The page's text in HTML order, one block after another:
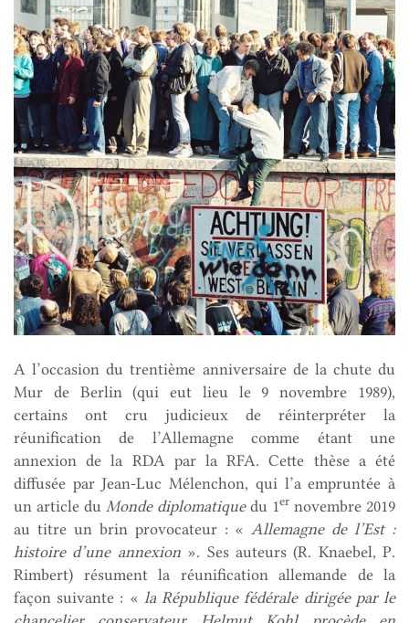
A l’occasion du trentième anniversaire de la chute du
Mur de Berlin (qui eut lieu le 9 novembre 1989),
certains ont cru judicieux de réinterpréter la
réunification de l’Allemagne comme étant une
annexion de la RDA par la RFA. Cette thèse a été
diffusée par Jean-Luc Mélenchon, qui l’a empruntée à
un article du Monde diplomatiquedu 1er novembre 2019
au titre un brin provocateur : « Allemagne de l’Est :
histoire d’une annexion». Ses auteurs (R. Knaebel, P.
Rimbert) résument la réunification allemande de la
façon suivante : « la République fédérale dirigée par le